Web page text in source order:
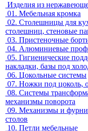
Изделия из
01. Мебельная кромка
02. Столешницы для
столешниц, стеновые
03. Пристеночные
04. Алюминиевые
05. Гигиенические
накладки, базы под
06. Цокольные системы
07. Ножки под цоколь,
08. Системы
механизмы поворота
09. Механизмы и
столов
10. Петли мебельные